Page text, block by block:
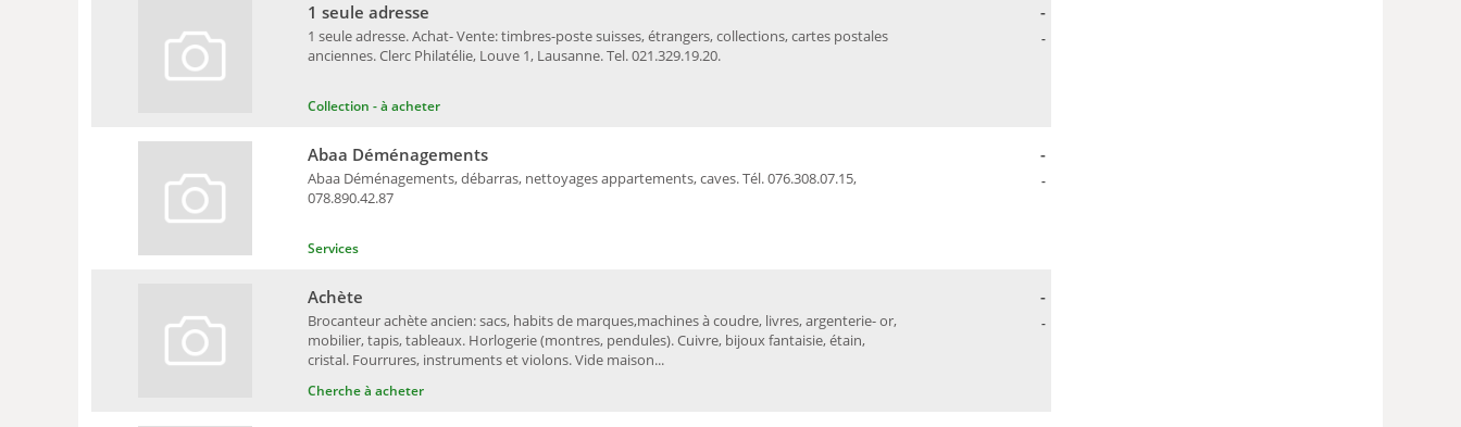
-
-
Collection - à acheter
1 seule adresse. Achat- Vente: timbres-poste suisses, étrangers, collections, cartes postales
anciennes. Clerc Philatélie, Louve 1, Lausanne. Tel. 021.329.19.20.
1 seule adresse
-
-
Services
Abaa Déménagements, débarras, nettoyages appartements, caves. Tél. 076.308.07.15,
078.890.42.87
Abaa Déménagements
-
-
Cherche à acheter
Brocanteur achète ancien: sacs, habits de marques,machines à coudre, livres, argenterie- or,
mobilier, tapis, tableaux. Horlogerie (montres, pendules). Cuivre, bijoux fantaisie, étain,
cristal. Fourrures, instruments et violons. Vide maison...
Achète